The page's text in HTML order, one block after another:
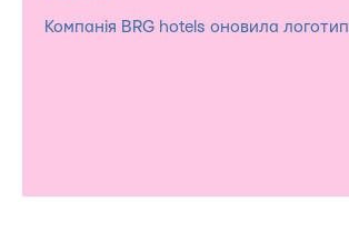
Компанія BRG hotels оновила логотип